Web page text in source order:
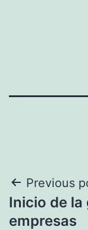
de
Previous
Inicio de la
empresas